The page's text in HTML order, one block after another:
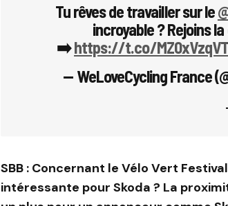
Tu rêves de travailler sur le
incroyable ? Rejoins
➡️https://t.co/
— WeLoveCycling France
SBB : Concernant le Vélo Vert
intéressante pour Skoda ? La